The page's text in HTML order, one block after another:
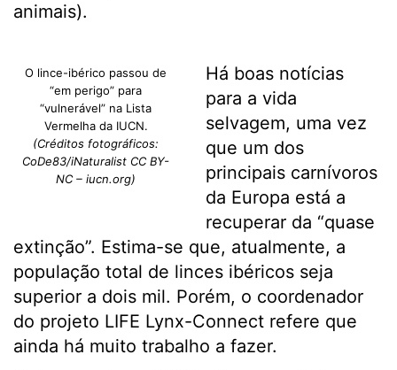
animais).
O lince-ibérico passou de
“em perigo” para
“vulnerável” na Lista
Vermelha da IUCN.
(Créditos fotográficos:
CoDe83/iNaturalist CC BY-
NC – iucn.org)
Há boas notícias
para a vida
selvagem, uma vez
que um dos
principais carnívoros
da Europa está a
recuperar da “quase
extinção”. Estima-se que, atualmente, a
população total de linces ibéricos seja
superior a dois mil. Porém, o coordenador
do projeto LIFE Lynx-Connect refere que
ainda há muito trabalho a fazer.